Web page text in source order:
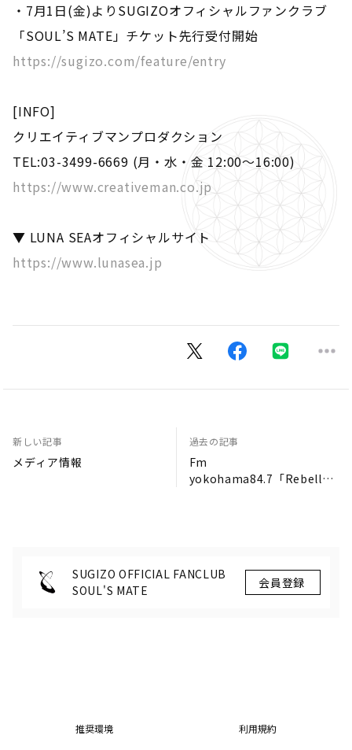
・7月1日(金)よりSUGIZOオフィシャルファンクラブ
「SOUL’S MATE」チケット先行受付開始
https://sugizo.com/feature/entry
[INFO]
クリエイティブマンプロダクション
TEL:03-3499-6669 (月・水・金 12:00～16:00)
https://www.creativeman.co.jp
▼ LUNA SEAオフィシャルサイト
https://www.lunasea.jp
新しい記事
メディア情報
過去の記事
Fm
yokohama84.7「Rebellm
SUGIZO OFFICIAL FANCLUB
SOUL'S MATE
推奨環境 利用規約